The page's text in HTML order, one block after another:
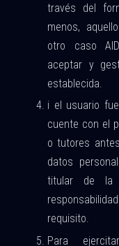
través del
menos,
otro caso
aceptar y
establecida.
i el usuario
cuente con el
o tutores
datos
titular de la
requisito.
Para